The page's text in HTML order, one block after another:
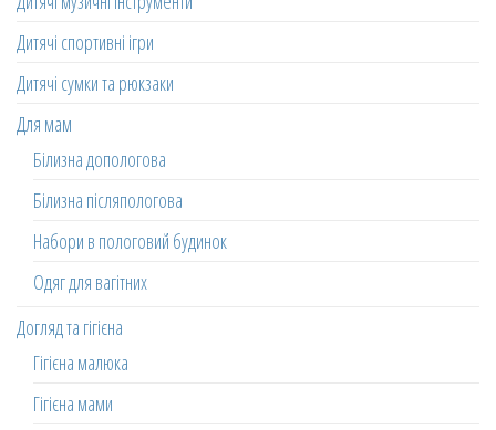
Дитячі спортивні ігри
Дитячі сумки та рюкзаки
Для мам
Білизна допологова
Білизна післяпологова
Набори в пологовий будинок
Одяг для вагітних
Догляд та гігієна
Гігієна малюка
Гігієна мами